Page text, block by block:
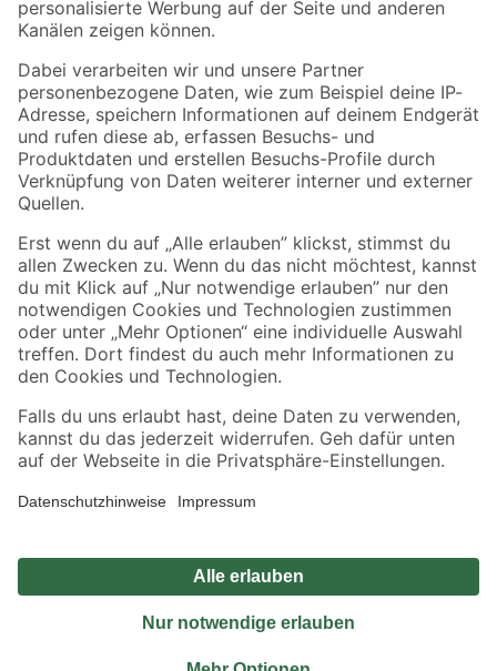
Folge uns
Zahlungsarten Versandarten
Sicher einkaufen
Jetzt die toom-App herunterladen
Alle Preisangaben in EUR inkl. gesetzl. MwSt.. Die dargestellten Angebote sind unter
Umständen nicht in allen Märkten verfügbar. Die angegebenen Verfügbarkeiten beziehen
Produkte nur solange der Vorrat reicht.
*Paketversand ab 59 € versandkostenfrei, gilt nicht für Artikel mit Speditionsversand, hier
Privatsphäre Impressum
Nutzungsbedingungen
Widerrufsrecht
Vertrag widerrufen